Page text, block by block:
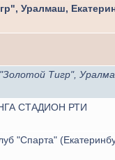
Уралмаш,
Тигр",
СТАДИОН РТИ
"Спарта"